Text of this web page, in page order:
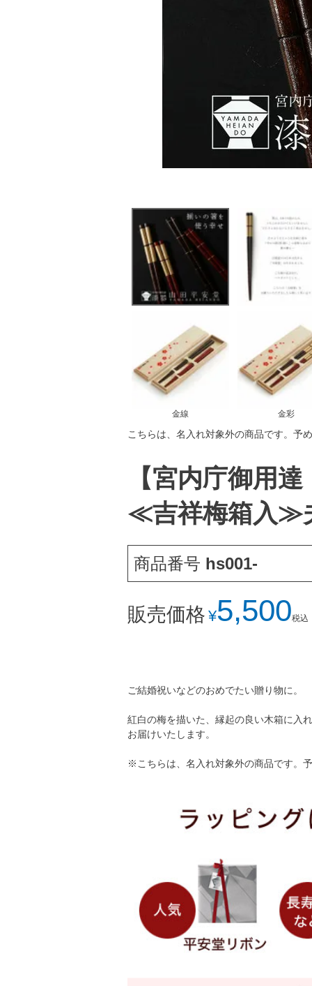
金線 金彩
こちらは、名入れ対象外の商品です。予
【宮内庁御用
≪吉祥梅箱入≫
商品番号 hs001-
販売価格 ¥5,500税込
ご結婚祝いなどのおめでたい贈り物に。
紅白の梅を描いた、縁起の良い木箱に入
お届けいたします。
※こちらは、名入れ対象外の商品です。